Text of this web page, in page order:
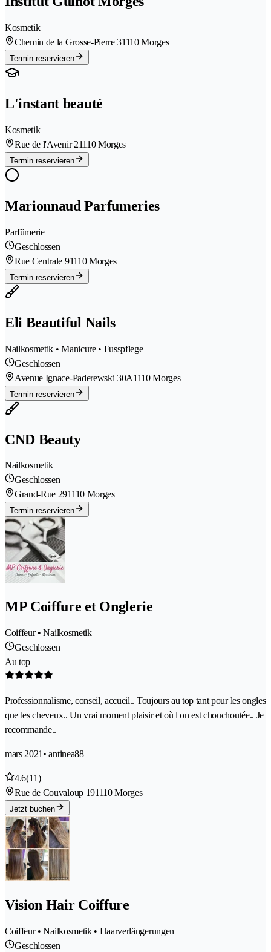
Kosmetik
Chemin de la Grosse-Pierre 31110 Morges
Termin reservieren
L'instant beauté
Kosmetik
Rue de l'Avenir 21110 Morges
Termin reservieren
Marionnaud Parfumeries
Parfümerie
Geschlossen
Rue Centrale 91110 Morges
Termin reservieren
Eli Beautiful Nails
Nailkosmetik • Manicure • Fusspflege
Geschlossen
Avenue Ignace-Paderewski 30A1110 Morges
Termin reservieren
CND Beauty
Nailkosmetik
Geschlossen
Grand-Rue 291110 Morges
Termin reservieren
MP Coiffure et Onglerie
Coiffeur • Nailkosmetik
Geschlossen
Au top
Professionnalisme, conseil, accueil.. Toujours au top tant pour les ongles
que les cheveux.. Un vrai moment plaisir et où l on est chouchoutée.. Je
recommande..
mars 2021 • antinea88
4.6(11)
Rue de Couvaloup 191110 Morges
Jetzt buchen
Vision Hair Coiffure
Coiffeur • Nailkosmetik • Haarverlängerungen
Geschlossen